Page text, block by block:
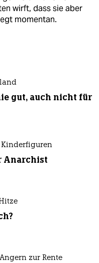
wirft, dass sie aber
momentan.
gut, auch nicht für
Kinderfiguren
Anarchist
zur Rente